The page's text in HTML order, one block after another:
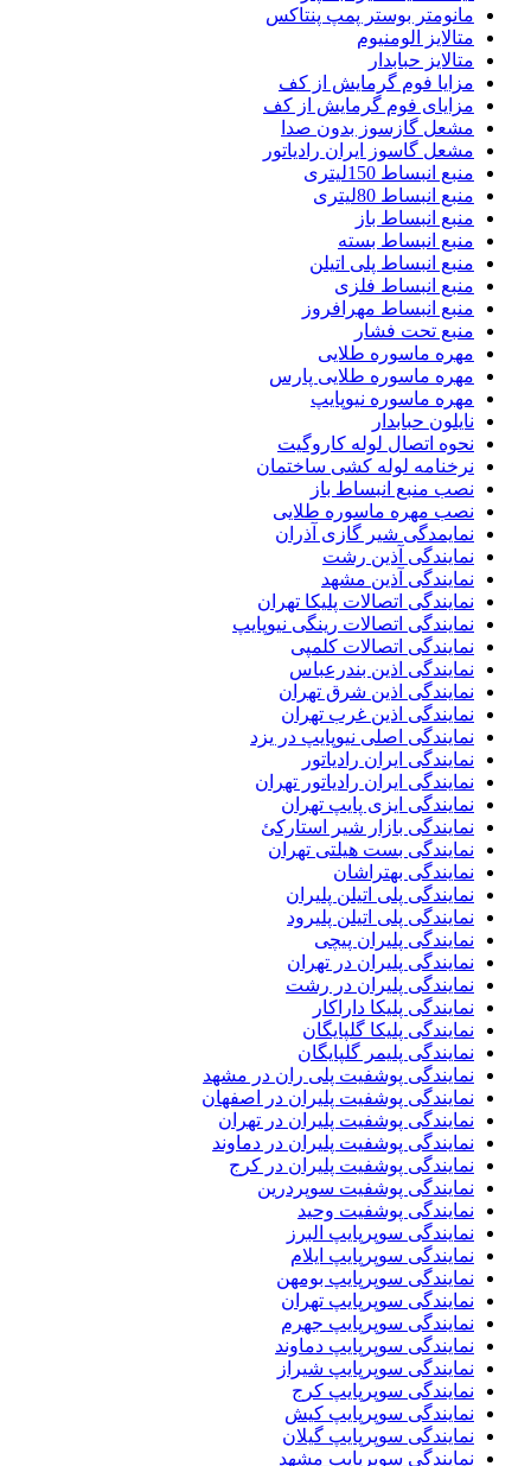
مانومتر بوستر پمپ پنتاکس
متالایز الومنیوم
متالایز حبابدار
مزایا فوم گرمایش از کف
مزایای فوم گرمایش از کف
مشعل گازسوز بدون صدا
مشعل گاسوز ایران رادیاتور
منبع انبساط 150لیتری
منبع انبساط 80لیتری
منبع انبساط باز
منبع انبساط بسته
منبع انبساط پلی اتیلن
منبع انبساط فلزی
منبع انبساط مهرافروز
منبع تحت فشار
مهره ماسوره طلایی
مهره ماسوره طلایی پارس
مهره ماسوره نیوپایپ
نایلون حبابدار
نحوه اتصال لوله کاروگیت
نرخنامه لوله کشی ساختمان
نصب منبع انبساط باز
نصب مهره ماسوره طلایی
نمایمدگی شیر گازی آذران
نمایندگی آذین رشت
نمایندگی آذین مشهد
نمایندگی اتصالات پلیکا تهران
نمایندگی اتصالات رینگی نیوپایپ
نمایندگی اتصالات کلمپی
نمایندگی اذین بندرعباس
نمایندگی اذین شرق تهران
نمایندگی اذین غرب تهران
نمایندگی اصلی نیوپایپ در یزد
نمایندگی ایران رادیاتور
نمایندگی ایران رادیاتور تهران
نمایندگی ایزی پایپ تهران
نمایندگی بازار شیر استارکئ
نمایندگی بست هیلتی تهران
نمایندگی بهتراشان
نمایندگی پلی اتیلن پلیران
نمایندگی پلی اتیلن پلیرود
نمایندگی پلیران پیچی
نمایندگی پلیران در تهران
نمایندگی پلیران در رشت
نمایندگی پلیکا داراکار
نمایندگی پلیکا گلپایگان
نمایندگی پلیمر گلپایگان
نمایندگی پوشفیت پلی ران در مشهد
نمایندگی پوشفیت پلیران در اصفهان
نمایندگی پوشفیت پلیران در تهران
نمایندگی پوشفیت پلیران در دماوند
نمایندگی پوشفیت پلیران در کرج
نمایندگی پوشفیت سوپردرین
نمایندگی پوشفیت وحید
نمایندگی سوپرپایپ البرز
نمایندگی سوپرپایپ ایلام
نمایندگی سوپرپایپ بومهن
نمایندگی سوپرپایپ تهران
نمایندگی سوپرپایپ جهرم
نمایندگی سوپرپایپ دماوند
نمایندگی سوپرپایپ شیراز
نمایندگی سوپرپایپ کرج
نمایندگی سوپرپایپ کیش
نمایندگی سوپرپایپ گیلان
نمایندگی سوپرپایپ مشهد